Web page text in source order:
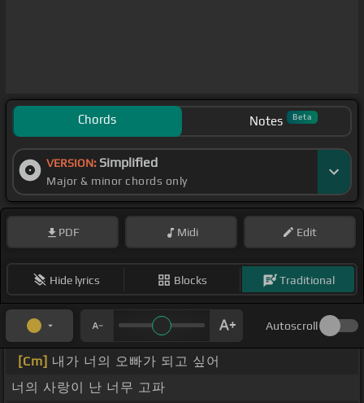
Chords Notes Beta
VERSION: Simplified
Major & minor chords only
PDF Midi Edit
Hide lyrics Blocks Traditional
Autoscroll
[Cm] 내가 너의 오빠가 되고 싶어
너의 사랑이 난 너무 고파